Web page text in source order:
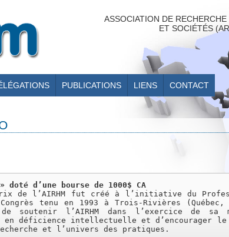
ASSOCIATION DE
ET SOCIÉTÉS
PUBLICATIONS LIENS CONTACT
doté d’une bourse de 1000$ CA
de l’AIRHM fut créé à l’initiative du
tenu en 1993 à Trois-Rivières (Québec,
soutenir l’AIRHM dans l’exercice de sa
en déficience intellectuelle et d’encourager
et l’univers des pratiques.